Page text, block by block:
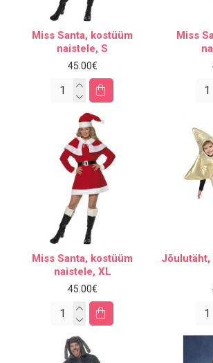
Miss Santa, kostüüm
naistele, S
45.00€
Miss
Miss Santa, kostüüm
naistele, XL
45.00€
Jõulutäht,